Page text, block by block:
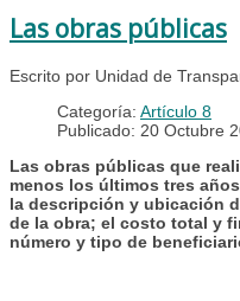
Las obras públicas
Escrito por Unidad de
Categoría: Artículo 8
Publicado: 20 Octubre
Las obras públicas que
menos los últimos tres
la descripción y ubicación
de la obra; el costo total y
número y tipo de